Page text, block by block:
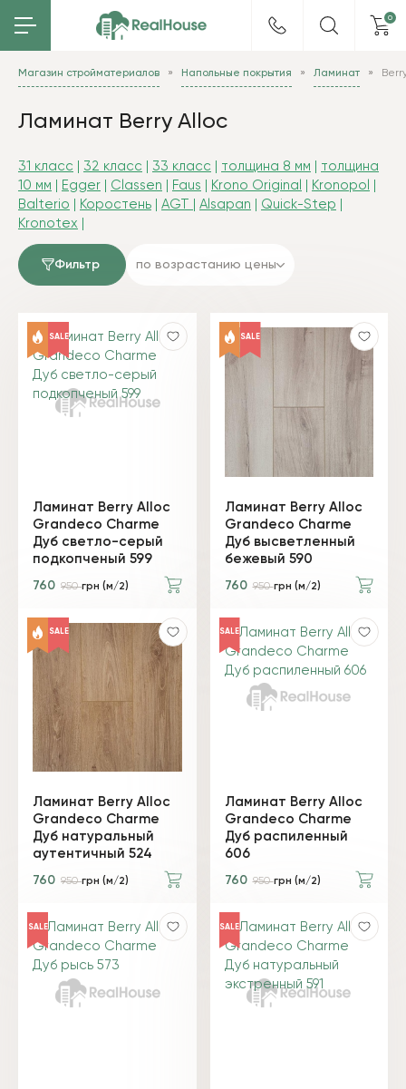
0
Магазин стройматериалов Напольные покрытия Ламинат
Ламинат Berry Alloc
31 класс 32 класс 33 класс толщина 8 мм
толщина
10 мм
Egger Classen Faus Krono Original Kronopol
Balterio
Коростень AGT Alsapan Quick-Step
Kronotex
Фильтр по возрастанию цены
SALE
Ламинат Berry Alloc
Grandeco Charme
Дуб светло-серый
подкопченый 599
760 950грн (м/2)
SALE
Ламинат Berry Alloc
Grandeco Charme
Дуб высветленный
бежевый 590
760 950грн (м/2)
SALE
Ламинат Berry Alloc
Grandeco Charme
Дуб натуральный
аутентичный 524
760 950грн (м/2)
SALE
Ламинат Berry Alloc
Grandeco Charme
Дуб распиленный
606
760 950грн (м/2)
SALE SALE